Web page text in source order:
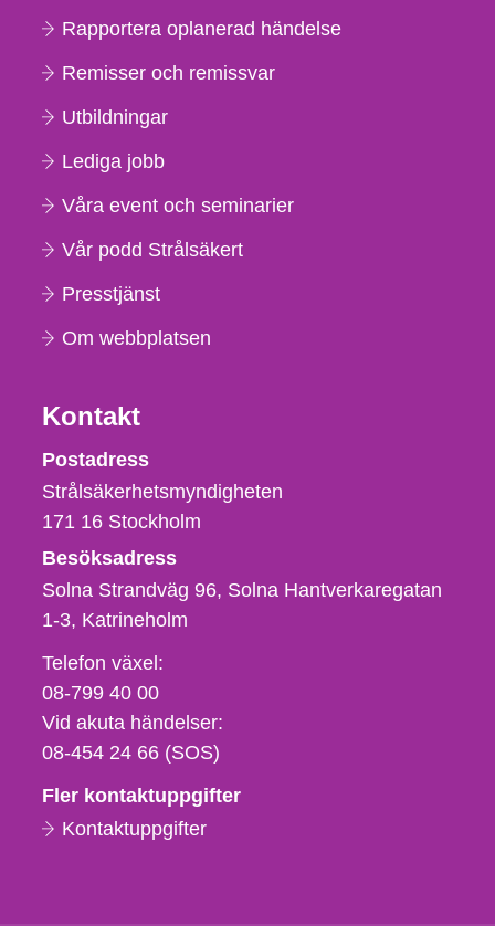
Rapportera oplanerad händelse
Remisser och remissvar
Utbildningar
Lediga jobb
Våra event och seminarier
Vår podd Strålsäkert
Presstjänst
Om webbplatsen
Kontakt
Strålsäkerhetsmyndigheten
Postadress
Strålsäkerhetsmyndigheten
171 16 Stockholm
Besöksadress
Solna Strandväg 96, Solna Hantverkaregatan
1-3 Katrineholm
Telefon,
fax
och
e-
Telefon växel:
08-799 40 00
Vid akuta händelser:
08-454 24 66 (SOS)
Fler kontaktuppgifter
Kontaktuppgifter